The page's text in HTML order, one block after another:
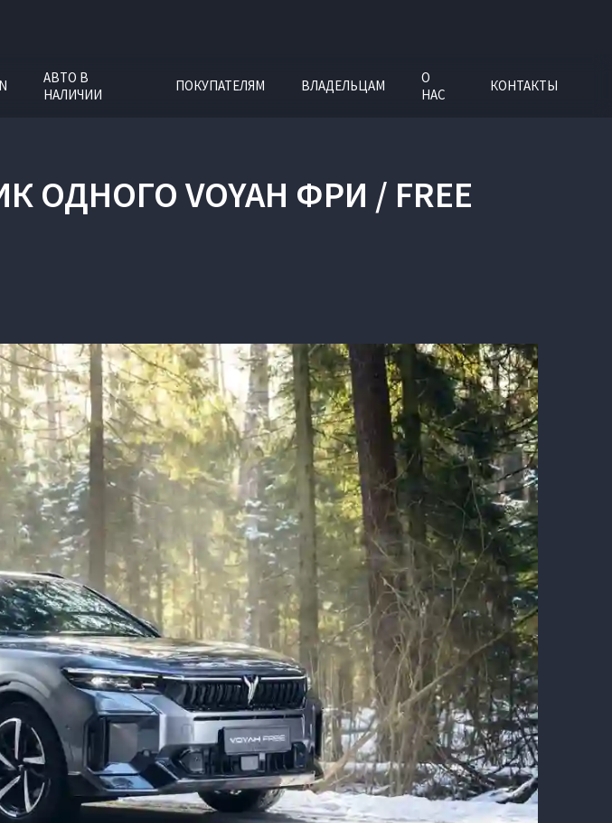
АВТО В
НАЛИЧИИ
ПОКУПАТЕЛЯМ ВЛАДЕЛЬЦАМ
О
НАС
КОНТАКТЫ
VOYAH ФРИ / FREE